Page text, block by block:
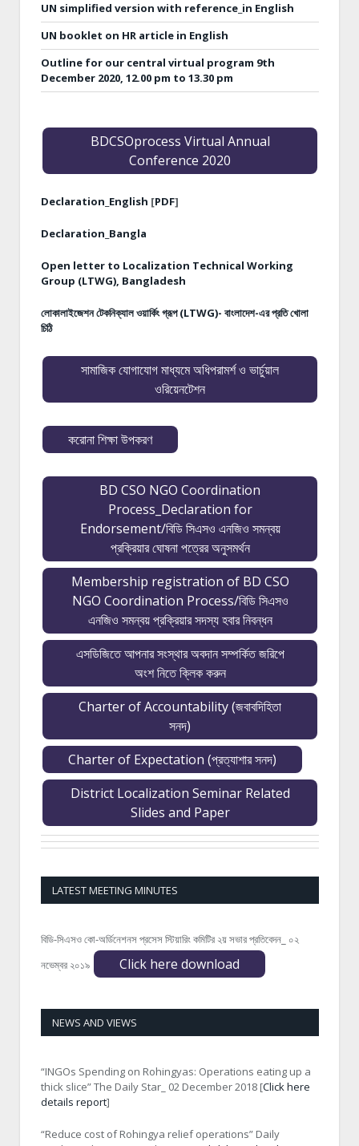
UN simplified version with reference_in English
UN booklet on HR article in English
Outline for our central virtual program 9th
December 2020, 12.00 pm to 13.30 pm
BDCSOprocess Virtual Annual
Conference 2020
Declaration_English [PDF]
Declaration_Bangla
Open letter to Localization Technical Working
Group (LTWG), Bangladesh
লোকালাইজেশন টেকনিক্যাল ওয়ার্কিং গ্রূপ (LTWG)- বাংলাদেশ-এর প্রতি খোলা
চিঠি
সামাজিক যোগাযোগ মাধ্যমে অধিপরামর্শ ও ভার্চুয়াল
ওরিয়েনটেশন
করোনা শিক্ষা উপকরণ
BD CSO NGO Coordination
Process_Declaration for
Endorsement/বিডি সিএসও এনজিও সমন্বয়
প্রক্রিয়ার ঘোষনা পত্রের অনুসমর্থন
Membership registration of BD CSO
NGO Coordination Process/বিডি সিএসও
এনজিও সমন্বয় প্রক্রিয়ার সদস্য হবার নিবন্ধন
এসডিজিতে আপনার সংস্থার অবদান সম্পর্কিত জরিপে
অংশ নিতে ক্লিক করুন
Charter of Accountability (জবাবদিহিতা
সনদ)
Charter of Expectation (প্রত্যাশার সনদ)
District Localization Seminar Related
Slides and Paper
LATEST MEETING MINUTES
বিডি-সিএসও কো-অর্ডিনেশনস প্রসেস স্টিয়ারিং কমিটির ২য় সভার প্রতিবেদন_ ০২
নভেম্বর ২০১৯
Click here download
NEWS AND VIEWS
“INGOs Spending on Rohingyas: Operations eating up a
thick slice” The Daily Star_ 02 December 2018 [Click here
details report]
“Reduce cost of Rohingya relief operations” Daily